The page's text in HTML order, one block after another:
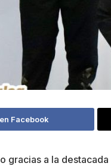
Facebook
a la